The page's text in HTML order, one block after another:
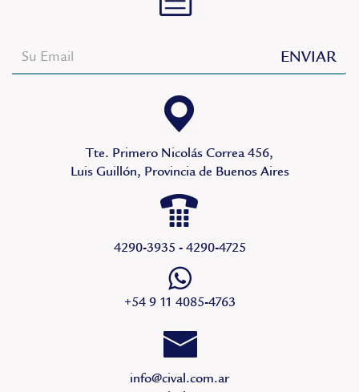
Tte. Primero Nicolás Correa 456,
Luis Guillón, Provincia de Buenos Aires
4290-3935 - 4290-4725
+54 9 11 4085-4763
info@cival.com.ar